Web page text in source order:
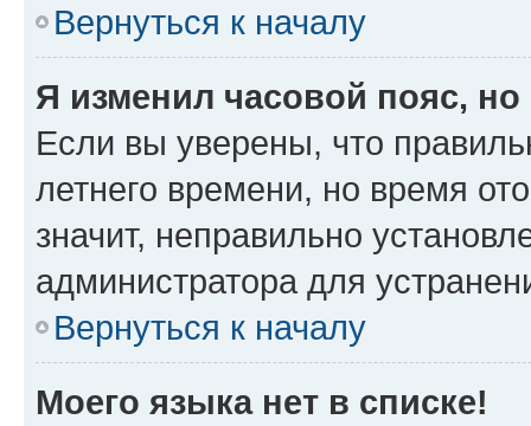
Вернуться к началу
Я изменил часовой пояс,
Если вы уверены, что
летнего времени, но время
значит, неправильно
администратора для
Вернуться к началу
Моего языка нет в списке!